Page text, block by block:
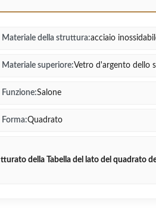
Materiale della struttura:acciaio
Materiale superiore:Vetro d'argento dello
Funzione:Salone
Forma:Quadrato
della Tabella del lato del quadrato